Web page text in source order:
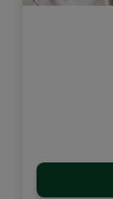
Zurück